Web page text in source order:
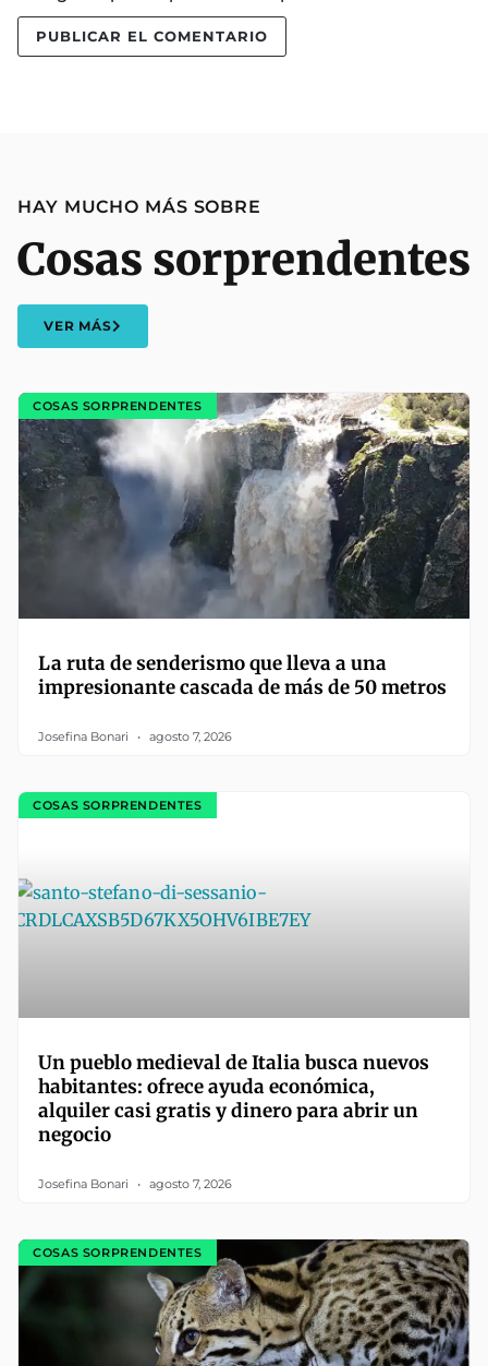
HAY MUCHO MÁS SOBRE
Cosas sorprendentes
VER MÁS
COSAS SORPRENDENTES
La ruta de senderismo que lleva a una
impresionante cascada de más de 50 metros
Josefina Bonari agosto 7, 2026
COSAS SORPRENDENTES
Un pueblo medieval de Italia busca nuevos
habitantes: ofrece ayuda económica,
alquiler casi gratis y dinero para abrir un
negocio
Josefina Bonari agosto 7, 2026
COSAS SORPRENDENTES